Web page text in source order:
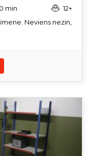
min
12+
Neviens nezin,